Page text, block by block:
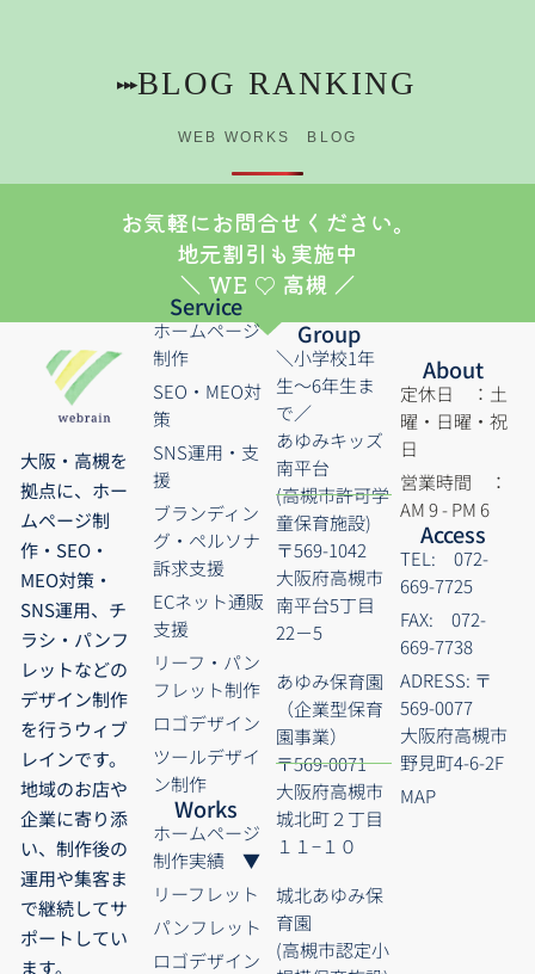
▸▸▸BLOG RANKING
WEB WORKS BLOG
お気軽にお問合せください。
地元割引も実施中
＼ WE ♡ 高槻 ／
大阪・高槻を
拠点に、ホー
ムページ制
作・SEO・
MEO対策・
SNS運用、チ
ラシ・パンフ
レットなどの
デザイン制作
を行うウィブ
レインです。
地域のお店や
企業に寄り添
い、制作後の
運用や集客ま
で継続してサ
ポートしてい
ます。
Service
ホームページ
制作
SEO・MEO対
策
SNS運用・支
援
ブランディン
グ・ペルソナ
訴求支援
ECネット通販
支援
リーフ・パン
フレット制作
ロゴデザイン
ツールデザイ
ン制作
Works
ホームページ
制作実績 ▼
リーフレット
パンフレット
ロゴデザイン
Group
＼小学校1年
生～6年生ま
で／
あゆみキッズ
南平台
(高槻市許可学
童保育施設)
〒569-1042
大阪府高槻市
南平台5丁目
22－5
あゆみ保育園
（企業型保育
園事業）
〒569-0071
大阪府高槻市
城北町２丁目
１１−１０
城北あゆみ保
育園
(高槻市認定小
About
定休日 ：土
曜・日曜・祝
日
営業時間 ：
AM 9 - PM 6
Access
TEL: 072-
669-7725
FAX: 072-
669-7738
ADRESS: 〒
569-0077
大阪府高槻市
野見町4-6-2F
MAP